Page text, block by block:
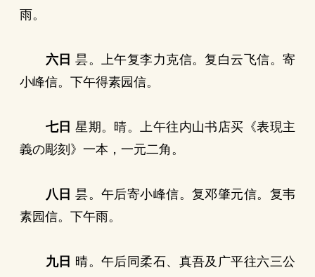
雨。
六日 昙。上午复李力克信。复白云飞信。寄
小峰信。下午得素园信。
七日 星期。晴。上午往内山书店买《表現主
義の彫刻》一本，一元二角。
八日 昙。午后寄小峰信。复邓肇元信。复韦
素园信。下午雨。
九日 晴。午后同柔石、真吾及广平往六三公